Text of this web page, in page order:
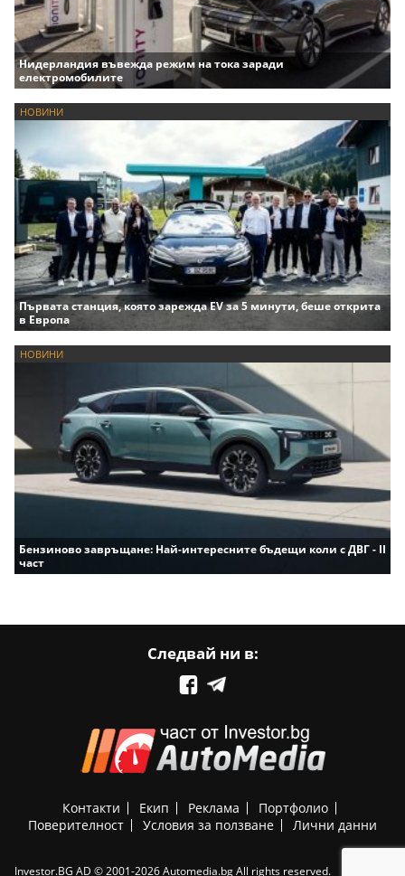
Нидерландия въвежда режим на тока заради
електромобилите
НОВИНИ
Първата станция, която зарежда EV за 5 минути, беше открита
в Европа
НОВИНИ
Бензиново завръщане: Най-интересните бъдещи коли с ДВГ - II
част
Следвай ни в:
Контакти Екип Реклама
Портфолио
Поверителност
Условия за ползване Лични данни
Investor.BG AD © 2001-2026 Automedia.bg All rights reserved.